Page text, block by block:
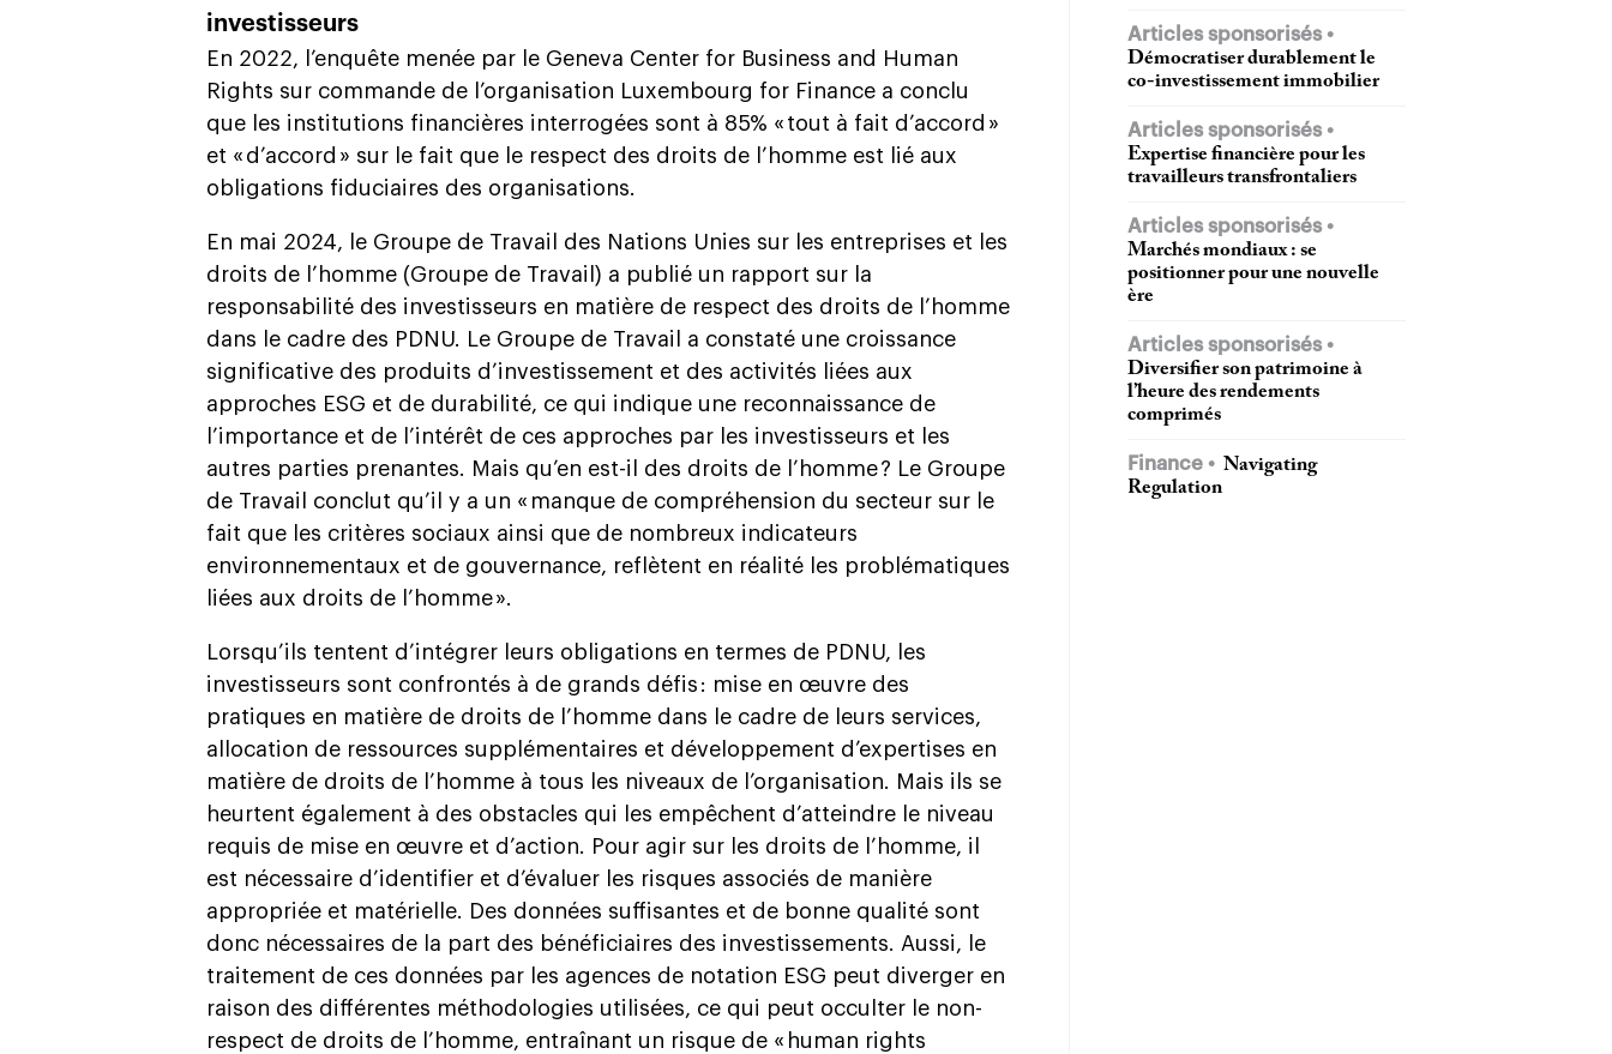
investisseurs
En 2022, l’enquête menée par le Geneva Center for Business and Human
Rights sur commande de l’organisation Luxembourg for Finance a conclu
que les institutions financières interrogées sont à 85% « tout à fait d’accord »
et « d’accord » sur le fait que le respect des droits de l’homme est lié aux
obligations fiduciaires des organisations.
En mai 2024, le Groupe de Travail des Nations Unies sur les entreprises et les
droits de l’homme (Groupe de Travail) a publié un rapport sur la
responsabilité des investisseurs en matière de respect des droits de l’homme
dans le cadre des PDNU. Le Groupe de Travail a constaté une croissance
significative des produits d’investissement et des activités liées aux
approches ESG et de durabilité, ce qui indique une reconnaissance de
l’importance et de l’intérêt de ces approches par les investisseurs et les
autres parties prenantes. Mais qu’en est-il des droits de l’homme ? Le Groupe
de Travail conclut qu’il y a un « manque de compréhension du secteur sur le
fait que les critères sociaux ainsi que de nombreux indicateurs
environnementaux et de gouvernance, reflètent en réalité les problématiques
liées aux droits de l’homme ».
Lorsqu’ils tentent d’intégrer leurs obligations en termes de PDNU, les
investisseurs sont confrontés à de grands défis : mise en œuvre des
pratiques en matière de droits de l’homme dans le cadre de leurs services,
allocation de ressources supplémentaires et développement d’expertises en
matière de droits de l’homme à tous les niveaux de l’organisation. Mais ils se
heurtent également à des obstacles qui les empêchent d’atteindre le niveau
requis de mise en œuvre et d’action. Pour agir sur les droits de l’homme, il
est nécessaire d’identifier et d’évaluer les risques associés de manière
appropriée et matérielle. Des données suffisantes et de bonne qualité sont
donc nécessaires de la part des bénéficiaires des investissements. Aussi, le
traitement de ces données par les agences de notation ESG peut diverger en
raison des différentes méthodologies utilisées, ce qui peut occulter le non-
respect de droits de l’homme, entraînant un risque de « human rights
Articles sponsorisés
Démocratiser durablement le
co-investissement immobilier
Articles sponsorisés
Expertise financière pour les
travailleurs transfrontaliers
Articles sponsorisés
Marchés mondiaux : se
positionner pour une nouvelle
ère
Articles sponsorisés
Diversifier son patrimoine à
l’heure des rendements
comprimés
Finance
Navigating
Regulation